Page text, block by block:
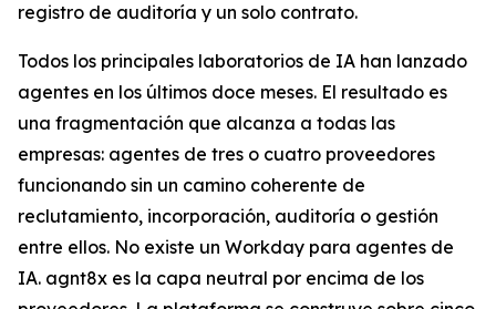
registro de auditoría y un solo contrato.
Todos los principales laboratorios de IA han lanzado
agentes en los últimos doce meses. El resultado es
una fragmentación que alcanza a todas las
empresas: agentes de tres o cuatro proveedores
funcionando sin un camino coherente de
reclutamiento, incorporación, auditoría o gestión
entre ellos. No existe un Workday para agentes de
IA. agnt8x es la capa neutral por encima de los